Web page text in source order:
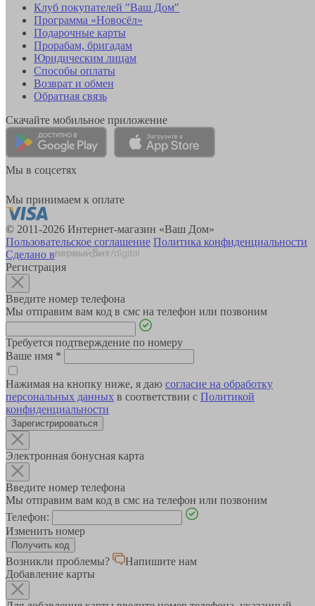
Клуб покупателей "Ваш Дом"
Программа «Новосёл»
Подарочные карты
Прорабам, бригадам
Юридическим лицам
Способы оплаты
Возврат и обмен
Обратная связь
Скачайте мобильное приложение
Мы в соцсетях
Мы принимаем к оплате
© 2011-2026 Интернет-магазин «Ваш Дом»
Пользовательское соглашение Политика конфиденциальности
Сделано в
Регистрация
Введите номер телефона
Мы отправим вам код в смс на телефон или позвоним
Требуется подтверждение по номеру
Ваше имя *
Нажимая на кнопку ниже, я даю согласие на обработку
персональных данных в соответствии с Политикой
конфиденциальности
Зарегистрироваться
Электронная бонусная карта
Введите номер телефона
Мы отправим вам код в смс на телефон или позвоним
Телефон:
Изменить номер
Возникли проблемы?
Напишите нам
Добавление карты